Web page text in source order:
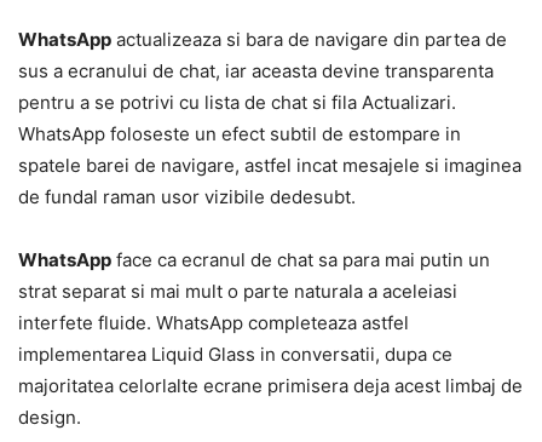
WhatsApp actualizeaza si bara de navigare din partea de
sus a ecranului de chat, iar aceasta devine transparenta
pentru a se potrivi cu lista de chat si fila Actualizari.
WhatsApp foloseste un efect subtil de estompare in
spatele barei de navigare, astfel incat mesajele si imaginea
de fundal raman usor vizibile dedesubt.
WhatsApp face ca ecranul de chat sa para mai putin un
strat separat si mai mult o parte naturala a aceleiasi
interfete fluide. WhatsApp completeaza astfel
implementarea Liquid Glass in conversatii, dupa ce
majoritatea celorlalte ecrane primisera deja acest limbaj de
design.